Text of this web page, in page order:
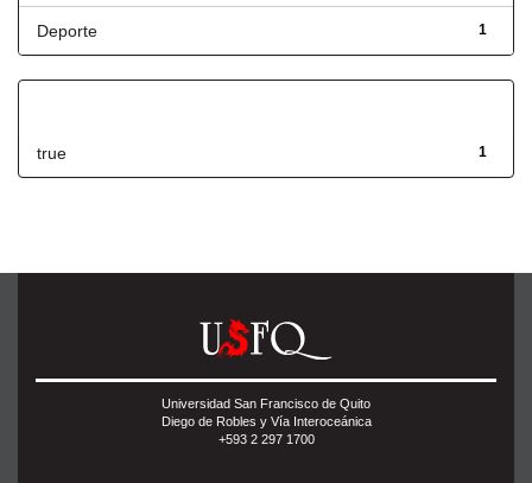
1
Deporte
1
true
Universidad San Francisco de Quito
Diego de Robles y Vía Interoceánica
+593 2 297 1700